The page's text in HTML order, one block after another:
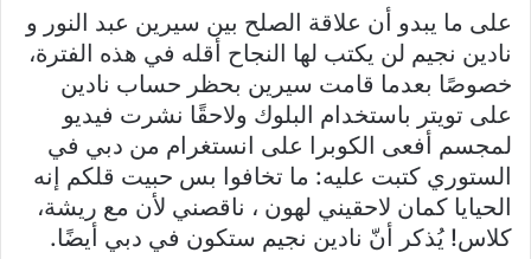
على ما يبدو أن علاقة الصلح بين سيرين عبد النور و
نادين نجيم لن يكتب لها النجاح أقله في هذه الفترة،
خصوصًا بعدما قامت سيرين بحظر حساب نادين
على تويتر باستخدام البلوك ولاحقًا نشرت فيديو
لمجسم أفعى الكوبرا على انستغرام من دبي في
الستوري كتبت عليه: ما تخافوا بس حبيت قلكم إنه
الحيايا كمان لاحقيني لهون ، ناقصني لأن مع ريشة،
كلاس! يُذكر أنّ نادين نجيم ستكون في دبي أيضًا.